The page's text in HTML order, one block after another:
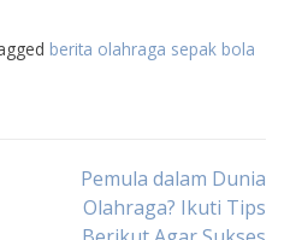
berita olahraga sepak bola
Pemula dalam Dunia
Olahraga? Ikuti Tips